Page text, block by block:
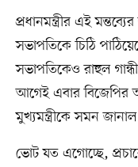
প্রধানমন্ত্রীর এই
সভাপতিকে চিঠি
সভাপতিকেও রাহুল
আগেই এবার বিজেপির
মুখ্যমন্ত্রীকে সমন
ভোট যত এগোচ্ছে,